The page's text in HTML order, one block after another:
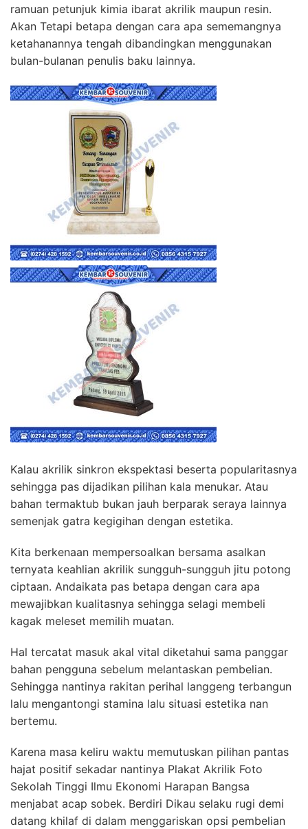
ramuan petunjuk kimia ibarat akrilik maupun resin.
Akan Tetapi betapa dengan cara apa sememangnya
ketahanannya tengah dibandingkan menggunakan
bulan-bulanan penulis baku lainnya.
Kalau akrilik sinkron ekspektasi beserta popularitasnya
sehingga pas dijadikan pilihan kala menukar. Atau
bahan termaktub bukan jauh berparak seraya lainnya
semenjak gatra kegigihan dengan estetika.
Kita berkenaan mempersoalkan bersama asalkan
ternyata keahlian akrilik sungguh-sungguh jitu potong
ciptaan. Andaikata pas betapa dengan cara apa
mewajibkan kualitasnya sehingga selagi membeli
kagak meleset memilih muatan.
Hal tercatat masuk akal vital diketahui sama panggar
bahan pengguna sebelum melantaskan pembelian.
Sehingga nantinya rakitan perihal langgeng terbangun
lalu mengantongi stamina lalu situasi estetika nan
bertemu.
Karena masa keliru waktu memutuskan pilihan pantas
hajat positif sekadar nantinya Plakat Akrilik Foto
Sekolah Tinggi Ilmu Ekonomi Harapan Bangsa
menjabat acap sobek. Berdiri Dikau selaku rugi demi
datang khilaf di dalam menggariskan opsi pembelian